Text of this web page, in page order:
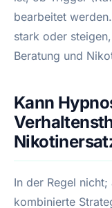
bearbeitet
stark oder
Beratung und
Kann
In der Regel
kombinierte